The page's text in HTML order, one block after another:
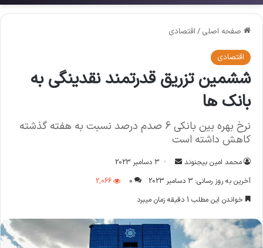
صفحه اصلی / اقتصادی
اقتصادی
ششمین تزریق قدرتمند نقدینگی به
بانک ها
نرخ بهره بین بانکی 6 صدم درصد نسبت به هفته گذشته
کاهش داشته است
محمد امین بیجنوند
ارسال
ایمیل
3 دسامبر 2023
آخرین به روز رسانی: 3 دسامبر 2023
0
2,066
خواندن این مطلب 1 دقیقه زمان میبرد